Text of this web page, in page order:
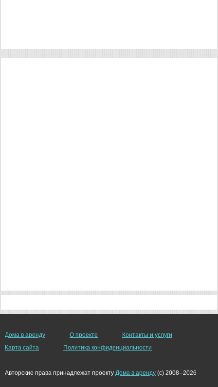
Дома в аренду О проекте
Контакты и услуги
Карта сайта
Политика конфиденциальности
Авторские права принадлежат проекту Дома в аренду (c) 2008--2026